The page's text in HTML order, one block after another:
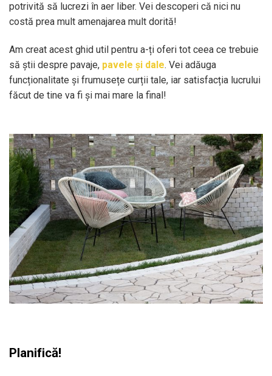
potrivită să lucrezi în aer liber. Vei descoperi că nici nu
costă prea mult amenajarea mult dorită!
Am creat acest ghid util pentru a-ți oferi tot ceea ce trebuie
să știi despre pavaje, pavele și dale. Vei adăuga
funcționalitate și frumusețe curții tale, iar satisfacția lucrului
făcut de tine va fi și mai mare la final!
Planifică!